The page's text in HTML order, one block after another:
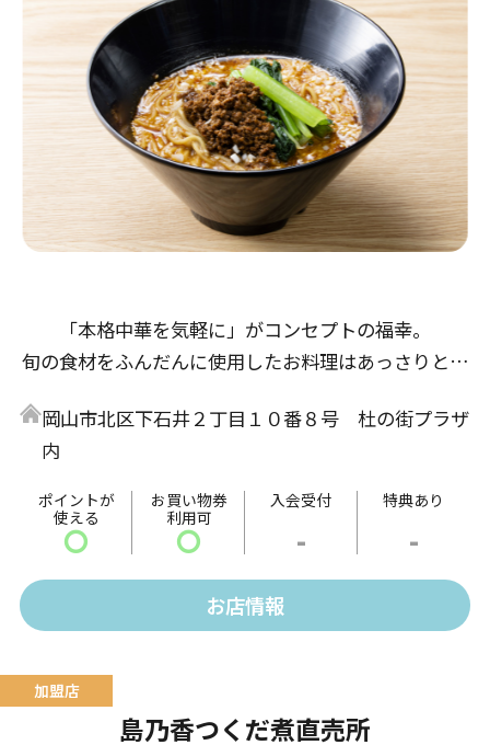
「本格中華を気軽に」がコンセプトの福幸。
旬の食材をふんだんに使用したお料理はあっさりとし
す。
岡山市北区下石井２丁目１０番８号 杜の街プラザ
内
ポイントが
使える
〇
お買い物券
利用可
〇
入会受付
-
特典あり
-
お店情報
島乃香つくだ煮直売所